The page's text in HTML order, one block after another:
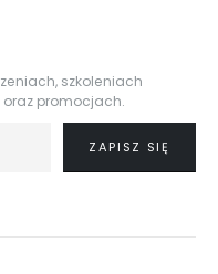
szkoleniach
oraz promocjach.